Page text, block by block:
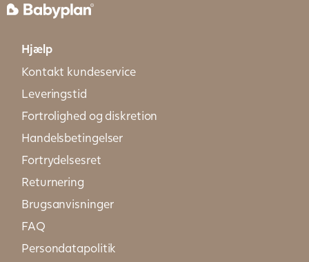
Hjælp
Kontakt kundeservice
Leveringstid
Fortrolighed og diskretion
Handelsbetingelser
Fortrydelsesret
Returnering
Brugsanvisninger
FAQ
Persondatapolitik